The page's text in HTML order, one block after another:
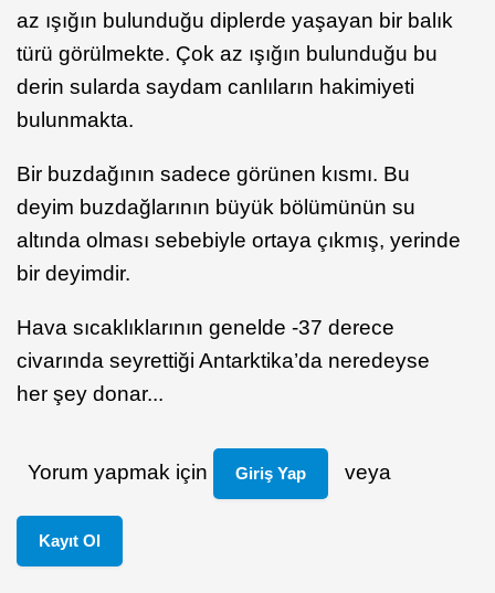
az ışığın bulunduğu diplerde yaşayan bir balık
türü görülmekte. Çok az ışığın bulunduğu bu
derin sularda saydam canlıların hakimiyeti
bulunmakta.
Bir buzdağının sadece görünen kısmı. Bu
deyim buzdağlarının büyük bölümünün su
altında olması sebebiyle ortaya çıkmış, yerinde
bir deyimdir.
Hava sıcaklıklarının genelde -37 derece
civarında seyrettiği Antarktika’da neredeyse
her şey donar...
Yorum yapmak için Giriş Yap veya
Kayıt Ol